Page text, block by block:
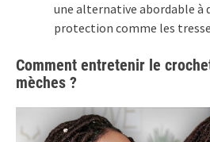
une alternative abordable à
protection comme les
Comment entretenir le
mèches ?